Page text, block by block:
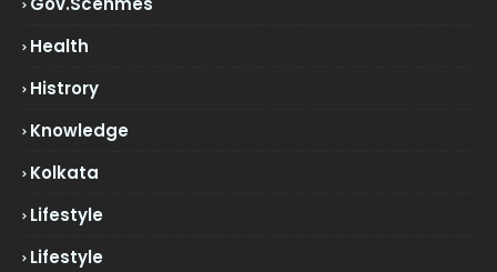
Health
Histrory
Knowledge
Kolkata
Lifestyle
Lifestyle